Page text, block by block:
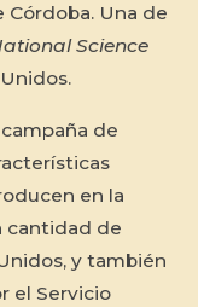
Córdoba. Una de
Science
de
en la
cantidad de
y también
el Servicio